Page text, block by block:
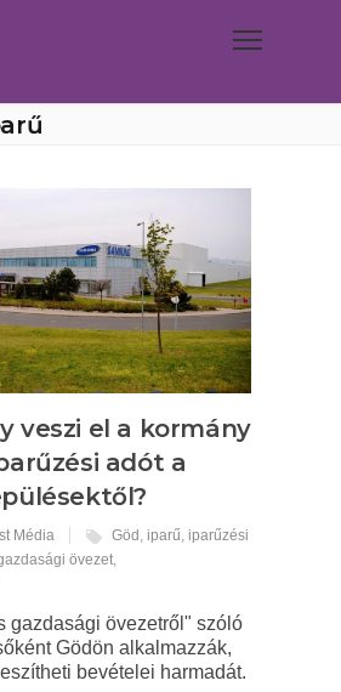
veszi el a kormány
adót a
Média Göd iparű iparűzési
övezet
gazdasági övezetről" szóló
Gödön alkalmazzák,
bevételei harmadát.